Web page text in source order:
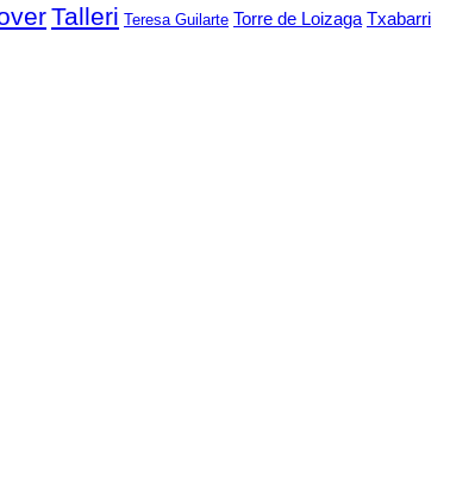
Talleri Teresa Guilarte Torre de Loizaga Txabarri